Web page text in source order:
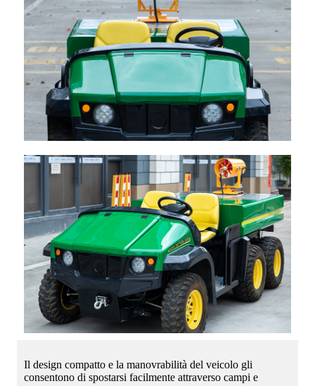
Il design compatto e la manovrabilità del veicolo gli
consentono di spostarsi facilmente attraverso campi e